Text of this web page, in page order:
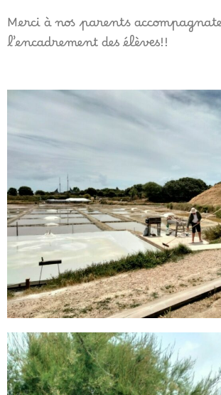
Merci à nos parents
l’encadrement des élèves!!